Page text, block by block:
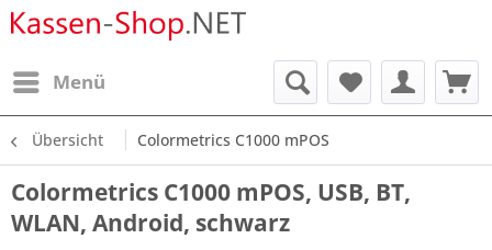
Menü
Übersicht Colormetrics C1000 mPOS
Colormetrics C1000 mPOS, USB, BT,
WLAN, Android, schwarz